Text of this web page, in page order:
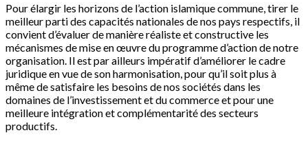
Pour élargir les horizons de l’action islamique commune, tirer le
meilleur parti des capacités nationales de nos pays respectifs, il
convient d’évaluer de manière réaliste et constructive les
mécanismes de mise en œuvre du programme d’action de notre
organisation. Il est par ailleurs impératif d’améliorer le cadre
juridique en vue de son harmonisation, pour qu’il soit plus à
même de satisfaire les besoins de nos sociétés dans les
domaines de l’investissement et du commerce et pour une
meilleure intégration et complémentarité des secteurs
productifs.